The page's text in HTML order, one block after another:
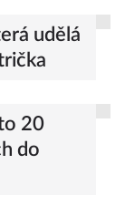
udělá
20
do